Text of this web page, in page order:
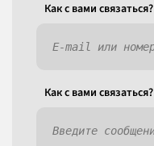
Как c вами связаться?
Как c вами связаться?